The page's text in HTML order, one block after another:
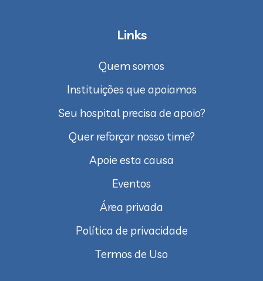
Links
Quem somos
Instituições que apoiamos
Seu hospital precisa de apoio?
Quer reforçar nosso time?
Apoie esta causa
Eventos
Área privada
Política de privacidade
Termos de Uso